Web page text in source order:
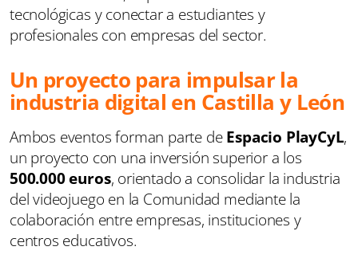
tecnológicas y conectar a estudiantes y
profesionales con empresas del sector.
Un proyecto para impulsar la
industria digital en Castilla y León
Ambos eventos forman parte deEspacio PlayCyL,
un proyecto con una inversión superior a los
500.000 euros, orientado a consolidar la industria
del videojuego en la Comunidad mediante la
colaboración entre empresas, instituciones y
centros educativos.